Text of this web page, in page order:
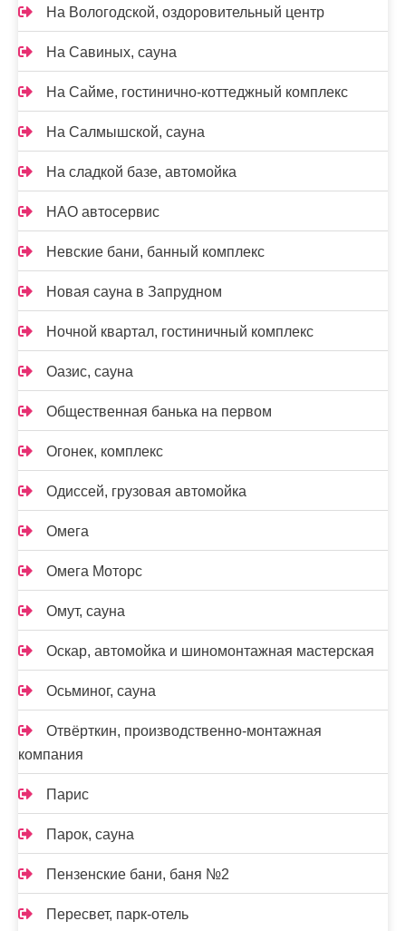
На Вологодской, оздоровительный центр
На Савиных, сауна
На Сайме, гостинично-коттеджный комплекс
На Салмышской, сауна
На сладкой базе, автомойка
НАО автосервис
Невские бани, банный комплекс
Новая сауна в Запрудном
Ночной квартал, гостиничный комплекс
Оазис, сауна
Общественная банька на первом
Огонек, комплекс
Одиссей, грузовая автомойка
Омега
Омега Моторс
Омут, сауна
Оскар, автомойка и шиномонтажная мастерская
Осьминог, сауна
Отвёрткин, производственно-монтажная
компания
Парис
Парок, сауна
Пензенские бани, баня №2
Пересвет, парк-отель